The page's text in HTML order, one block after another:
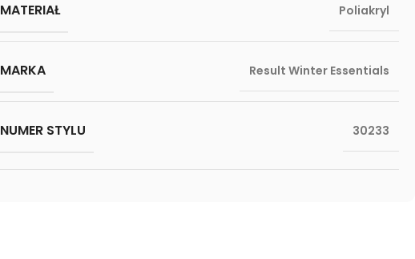
MATERIAŁ Poliakryl
MARKA Result Winter Essentials
NUMER STYLU 30233